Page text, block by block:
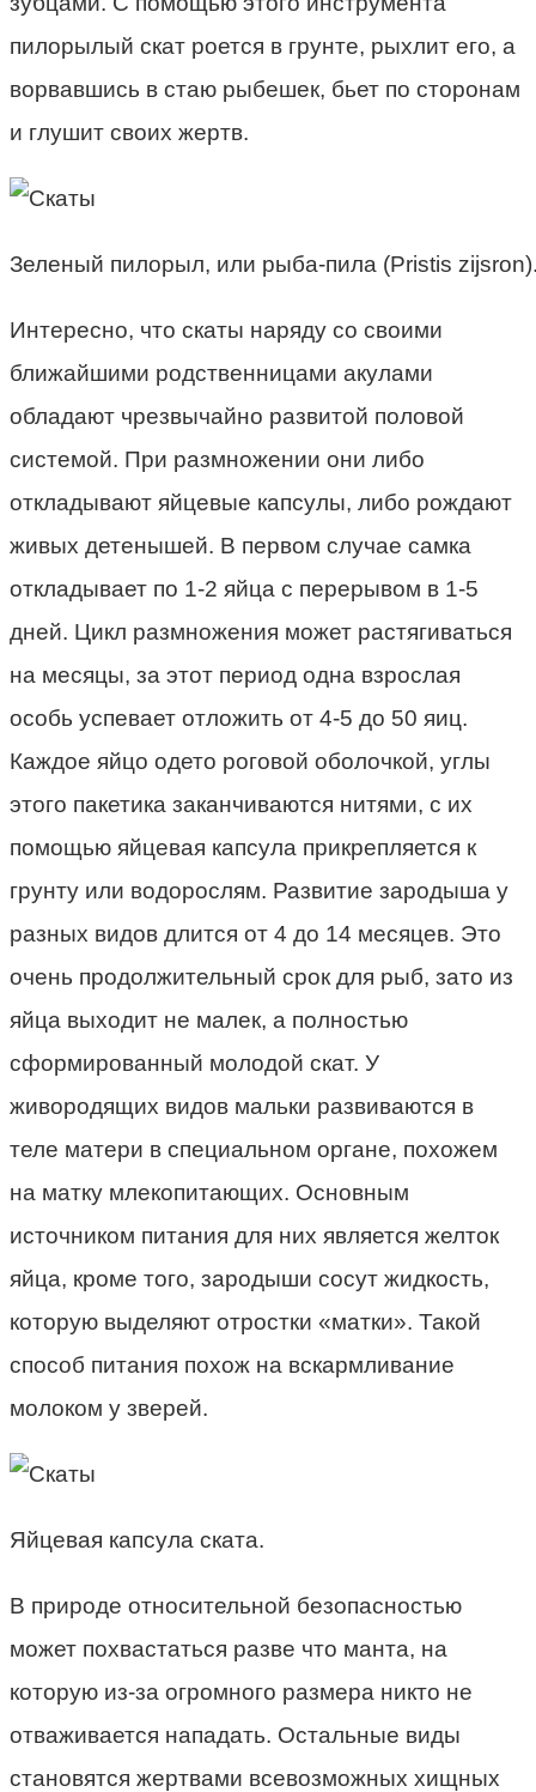
пилорылый скат роется в грунте, рыхлит его, а
ворвавшись в стаю рыбешек, бьет по сторонам
и глушит своих жертв.
Зеленый пилорыл, или рыба-пила (Pristis
Интересно, что скаты наряду со своими
ближайшими родственницами акулами
обладают чрезвычайно развитой половой
системой. При размножении они либо
откладывают яйцевые капсулы, либо рождают
живых детенышей. В первом случае самка
откладывает по 1-2 яйца с перерывом в 1-5
дней. Цикл размножения может растягиваться
на месяцы, за этот период одна взрослая
особь успевает отложить от 4-5 до 50 яиц.
Каждое яйцо одето роговой оболочкой, углы
этого пакетика заканчиваются нитями, с их
помощью яйцевая капсула прикрепляется к
грунту или водорослям. Развитие зародыша у
разных видов длится от 4 до 14 месяцев. Это
очень продолжительный срок для рыб, зато из
яйца выходит не малек, а полностью
сформированный молодой скат. У
живородящих видов мальки развиваются в
теле матери в специальном органе, похожем
на матку млекопитающих. Основным
источником питания для них является желток
яйца, кроме того, зародыши сосут жидкость,
которую выделяют отростки «матки». Такой
способ питания похож на вскармливание
молоком у зверей.
Яйцевая капсула ската.
В природе относительной безопасностью
может похвастаться разве что манта, на
которую из-за огромного размера никто не
отваживается нападать. Остальные виды
становятся жертвами всевозможных хищных